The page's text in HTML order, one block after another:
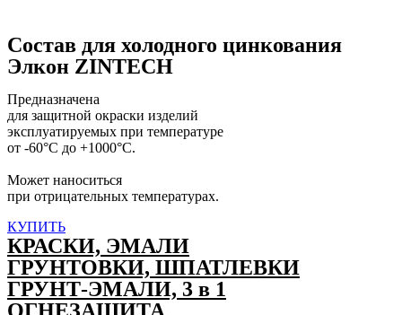
Состав для холодного цинкования
Элкон ZINTECH
Предназначена
для защитной окраски изделий
эксплуатируемых при температуре
от -60°С до +1000°С.
Может наноситься
при отрицательных температурах.
КУПИТЬ
КРАСКИ, ЭМАЛИ
ГРУНТОВКИ, ШПАТЛЕВКИ
ГРУНТ-ЭМАЛИ, 3 в 1